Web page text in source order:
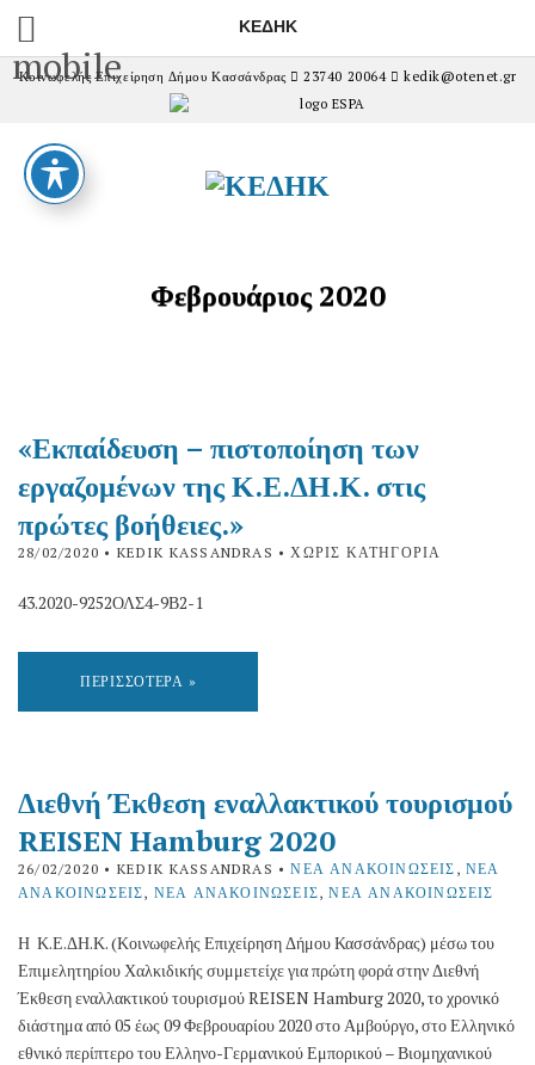
mobile
ΚΕΔΗΚ
Κοινωφελής Επιχείρηση Δήμου Κασσάνδρας 23740 20064 kedik@otenet.gr
Φεβρουάριος 2020
«Εκπαίδευση – πιστοποίηση των
εργαζομένων της Κ.Ε.ΔΗ.Κ. στις
πρώτες βοήθειες.»
28/02/2020 • KEDIK KASSANDRAS • ΧΩΡΊΣ ΚΑΤΗΓΟΡΊΑ
43.2020-9252ΟΛΣ4-9Β2-1
ΠΕΡΙΣΣΌΤΕΡΑ »
Διεθνή Έκθεση εναλλακτικού τουρισμού
REISEN Hamburg 2020
26/02/2020 • KEDIK KASSANDRAS •ΝΈΑ ΑΝΑΚΟΙΝΏΣΕΙΣ ,ΝΈΑ
ΑΝΑΚΟΙΝΏΣΕΙΣ, ΝΈΑ ΑΝΑΚΟΙΝΏΣΕΙΣ,ΝΈΑ ΑΝΑΚΟΙΝΏΣΕΙΣ
Η Κ.Ε.ΔΗ.Κ. (Κοινωφελής Επιχείρηση Δήμου Κασσάνδρας) μέσω του
Επιμελητηρίου Χαλκιδικής συμμετείχε για πρώτη φορά στην Διεθνή
Έκθεση εναλλακτικού τουρισμού REISEN Hamburg 2020, το χρονικό
διάστημα από 05 έως 09 Φεβρουαρίου 2020 στο Αμβούργο, στο Ελληνικό
εθνικό περίπτερο του Ελληνο-Γερμανικού Εμπορικού – Βιομηχανικού